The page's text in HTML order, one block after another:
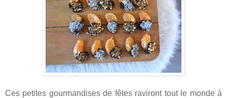
Ces petites gourmandises de fêtes raviront tout le monde à